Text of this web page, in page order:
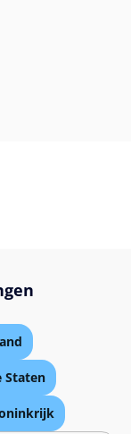
Staten